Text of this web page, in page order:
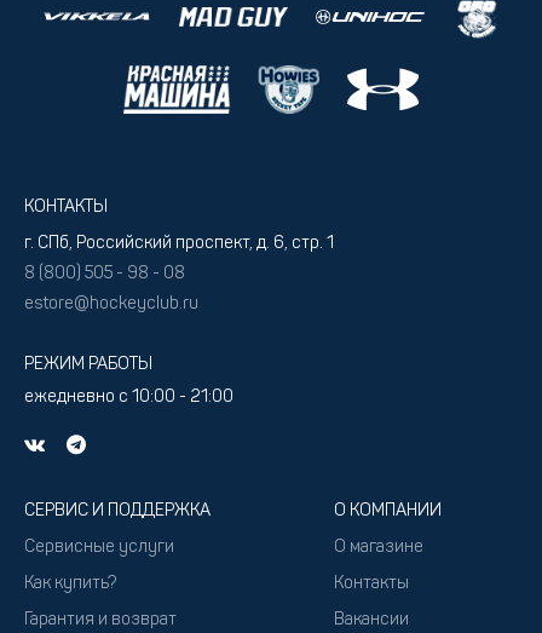
КОНТАКТЫ
г. СПб, Российский проспект, д. 6, стр. 1
8 (800) 505 - 98 - 08
estore@hockeyclub.ru
РЕЖИМ РАБОТЫ
ежедневно с 10:00 - 21:00
СЕРВИС И ПОДДЕРЖКА
Сервисные услуги
Как купить?
Гарантия и возврат
О КОМПАНИИ
О магазине
Контакты
Вакансии